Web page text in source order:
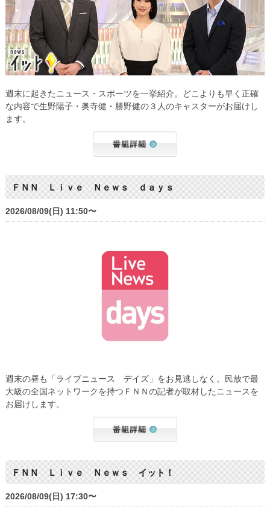
週末に起きたニュース・スポーツを一挙紹介。どこよりも早く正確
な内容で生野陽子・奥寺健・勝野健の３人のキャスターがお届けし
ます。
ＦＮＮ Ｌｉｖｅ Ｎｅｗｓ ｄａｙｓ
2026/08/09(日) 11:50〜
週末の昼も「ライブニュース デイズ」をお見逃しなく。民放で最
大級の全国ネットワークを持つＦＮＮの記者が取材したニュースを
お届けします。
ＦＮＮ Ｌｉｖｅ Ｎｅｗｓ イット！
2026/08/09(日) 17:30〜